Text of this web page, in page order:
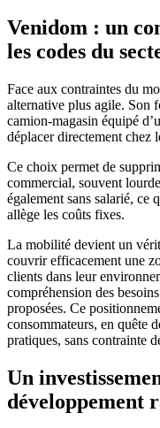
Venidom : un
les codes du
Face aux contraintes du
alternative plus agile. Son
camion-magasin équipé
déplacer directement chez
Ce choix permet de
commercial, souvent
également sans salarié,
allège les coûts fixes.
La mobilité devient un
couvrir efficacement une
clients dans leur
compréhension des
proposées. Ce
consommateurs, en quête
pratiques, sans contrainte
Un
développement